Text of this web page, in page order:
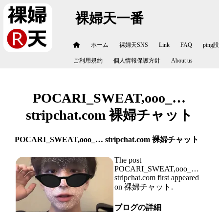
裸婦天一番
ホーム 裸婦天SNS Link FAQ ping
ご利用規約 個人情報保護方針 About us
POCARI_SWEAT,ooo_…
stripchat.com 裸婦チャット
POCARI_SWEAT,ooo_… stripchat.com 裸婦チャット
The post
POCARI_SWEAT,ooo_…
stripchat.com first appeared
on 裸婦チャット.
ブログの詳細